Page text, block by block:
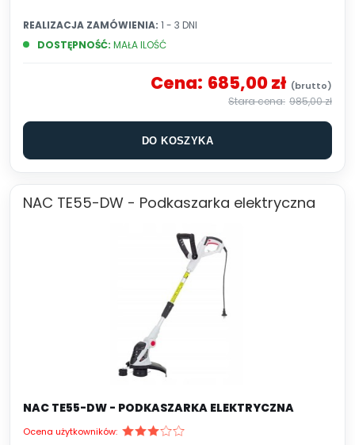
DOSTĘPNOŚĆ: MAŁA ILOŚĆ
REALIZACJA ZAMÓWIENIA: 1 - 3 DNI
Cena: 685,00 zł
985,00 zł
DO KOSZYKA
NAC TE55-DW - Podkaszarka elektryczna
NAC TE55-DW - PODKASZARKA ELEKTRYCZNA
Ocena użytkowników: